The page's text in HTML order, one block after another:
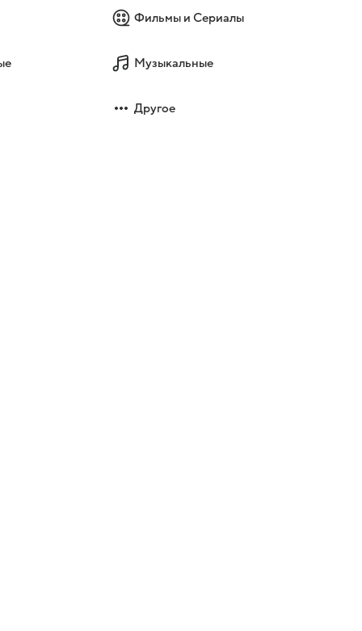
Фильмы и Сериалы
Музыкальные
Другое